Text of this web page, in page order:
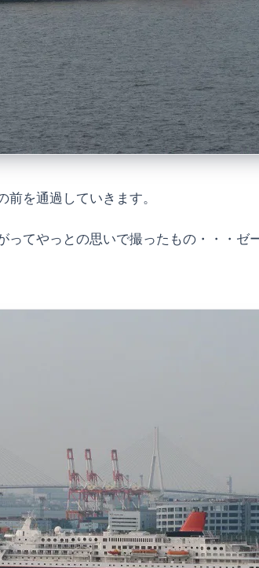
を通過していきます。
てやっとの思いで撮ったもの・・・